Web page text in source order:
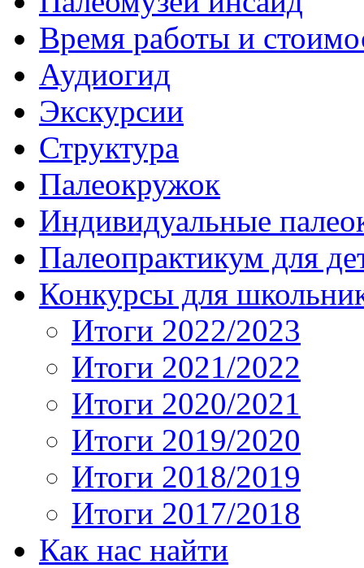
Время работы и
Аудиогид
Экскурсии
Структура
Палеокружок
Индивидуальные
Палеопрактикум для
Конкурсы для
Итоги 2022/2023
Итоги 2021/2022
Итоги 2020/2021
Итоги 2019/2020
Итоги 2018/2019
Итоги 2017/2018
Как нас найти